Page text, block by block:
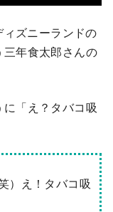
ズニーランドの
年食太郎さんの
「え？タバコ吸
）え！タバコ吸